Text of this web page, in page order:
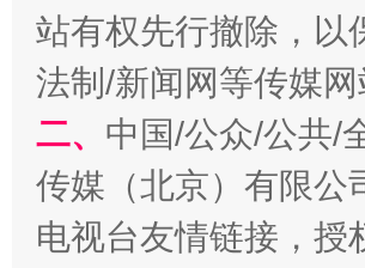
站有权先行撤除，以
法制/新闻网等传媒
二、 中国/公众/公共/
传媒（北京）有限公
电视台友情链接，授